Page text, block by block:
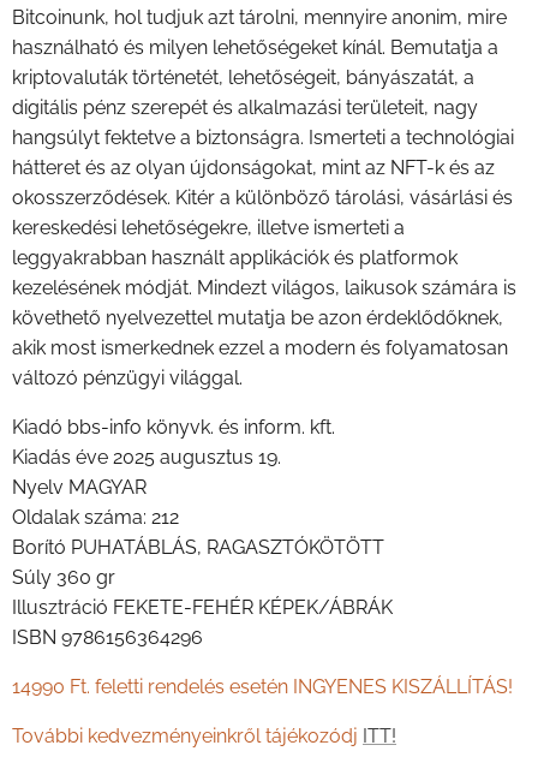
Bitcoinunk, hol tudjuk azt tárolni, mennyire anonim, mire
használható és milyen lehetőségeket kínál. Bemutatja a
kriptovaluták történetét, lehetőségeit, bányászatát, a
digitális pénz szerepét és alkalmazási területeit, nagy
hangsúlyt fektetve a biztonságra. Ismerteti a technológiai
hátteret és az olyan újdonságokat, mint az NFT-k és az
okosszerződések. Kitér a különböző tárolási, vásárlási és
kereskedési lehetőségekre, illetve ismerteti a
leggyakrabban használt applikációk és platformok
kezelésének módját. Mindezt világos, laikusok számára is
követhető nyelvezettel mutatja be azon érdeklődőknek,
akik most ismerkednek ezzel a modern és folyamatosan
változó pénzügyi világgal.
Kiadó bbs-info könyvk. és inform. kft.
Kiadás éve 2025 augusztus 19.
Nyelv MAGYAR
Oldalak száma: 212
Borító PUHATÁBLÁS, RAGASZTÓKÖTÖTT
Súly 360 gr
Illusztráció FEKETE-FEHÉR KÉPEK/ÁBRÁK
ISBN 9786156364296
14990 Ft. feletti rendelés esetén INGYENES KISZÁLLÍTÁS!
További kedvezményeinkről tájékozódj ITT!